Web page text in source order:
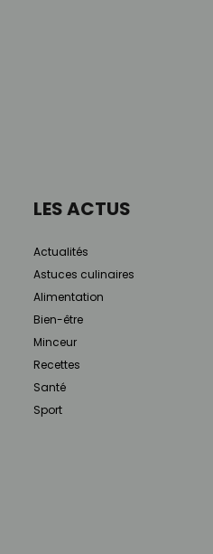
LES ACTUS
Actualités
Astuces culinaires
Alimentation
Bien-être
Minceur
Recettes
Santé
Sport